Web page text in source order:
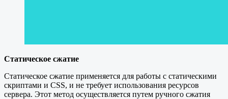
Статическое сжатие
Статическое сжатие применяется для работы с статическими
скриптами и CSS, и не требует использования ресурсов
сервера. Этот метод осуществляется путем ручного сжатия